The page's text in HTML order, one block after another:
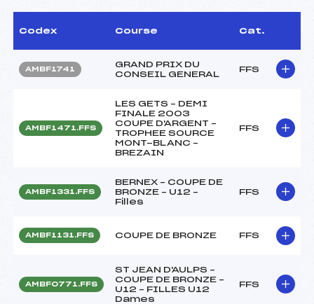
Codex Course Cat.
AMBF1741
GRAND PRIX DU
CONSEIL GENERAL
FFS
AMBF1471.FFS
LES GETS – DEMI
FINALE 2003
COUPE D'ARGENT –
TROPHEE SOURCE
MONT-BLANC –
BREZAIN
FFS
AMBF1331.FFS
BERNEX – COUPE DE
BRONZE – U12 –
Filles
FFS
AMBF1131.FFS COUPE DE BRONZE FFS
AMBF0771.FFS
ST JEAN D'AULPS –
COUPE DE BRONZE –
U12 – FILLES U12
Dames
FFS